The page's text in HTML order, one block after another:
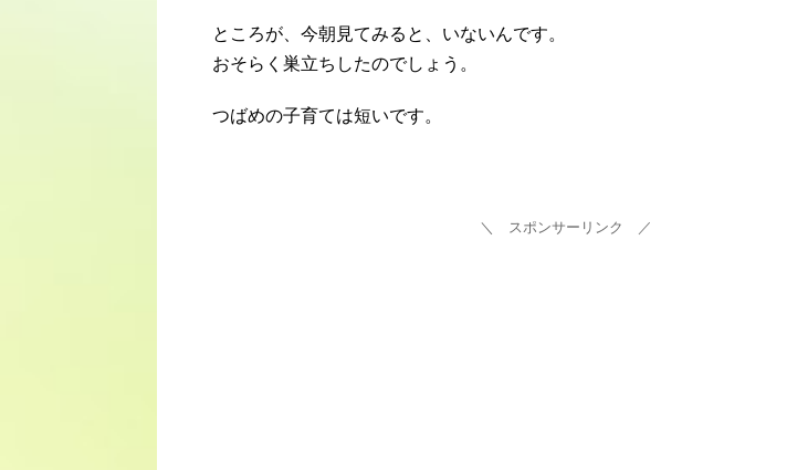
ところが、今朝見てみると、いないんです。
おそらく巣立ちしたのでしょう。
つばめの子育ては短いです。
＼ スポンサーリンク ／